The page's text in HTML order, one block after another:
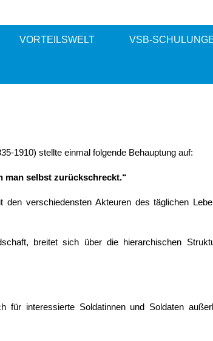
VORTEILSWELT VSB-
1910) stellte einmal folgende Behauptung auf:
man selbst zurückschreckt.“
verschiedensten Akteuren des täglichen
breitet sich über die hierarchischen
für interessierte Soldatinnen und Soldaten